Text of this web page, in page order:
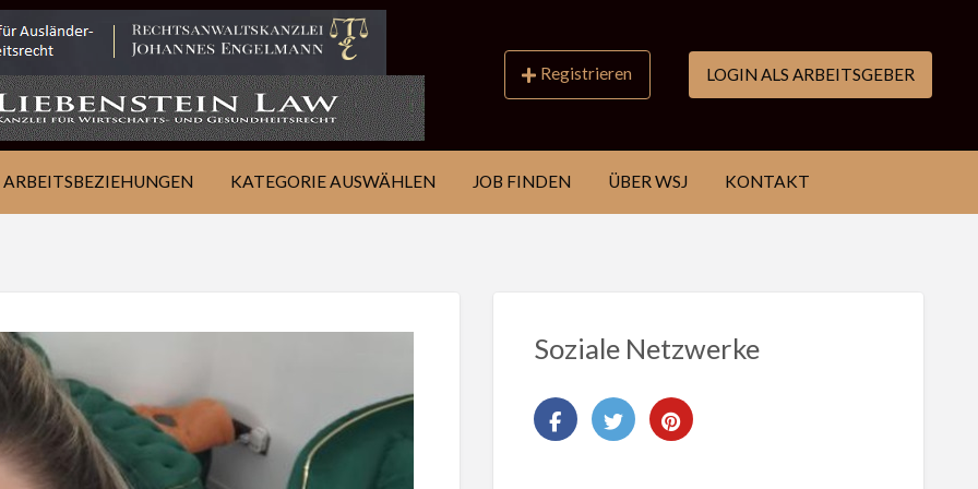
JOB
FINDEN
ÜBER
WSJ
KONTAKT
Registrieren LOGIN ALS ARBEITSGEBER
ARBEITSBEZIEHUNGEN KATEGORIE AUSWÄHLEN JOB FINDEN ÜBER WSJ KONTAKT
Soziale Netzwerke